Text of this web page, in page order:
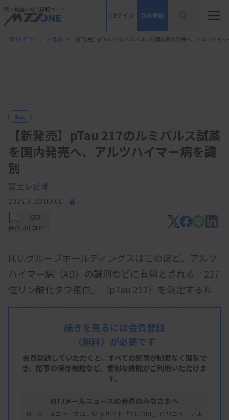
臨床検査の総合情報サイト
ログイン 会員登録
MTJONEトップ ＞ 製品 ＞ 【新発売】pTau 217のルミパルス試薬を国内発売へ、アルツハイ
製品
【新発売】pTau 217のルミパルス試薬
を国内発売へ、アルツハイマー病を識
別
富士レビオ
2024.01.22 00:00
保存URLコピー
H.U.グループホールディングスはこのほど、アルツ
ハイマー病（AD）の識別などに有用とされる「217
位リン酸化タウ蛋白」（pTau 217）を測定するル
ミパルス試薬（研究用）を傘下の富士レビオグルー
プが欧米で発売したと発表した。日本では「できる
だけ早いタイミングでの発売に向け準備を進めてい
る」とし、遅くとも3月末までに発売する予定。
全自動化学発光酵素免疫測定システム「ルミパルス
を申請するかは今後検討する。
続きを見るには会員登録
（無料）が必要です
会員登録していただくと、すべての記事が制限なく閲覧で
き、 記事の保存機能など、便利な機能がご利用いただけま
す。
MTJメールニュースの会員のみなさまへ
MTJメールニュースは、WEBサイト「MTJ ONE」にリニューアル